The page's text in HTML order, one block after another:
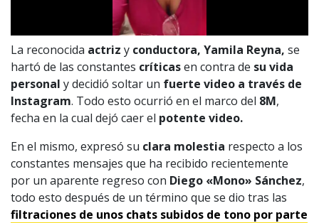
La reconocida actriz y conductora, Yamila Reyna, se
hartó de las constantes críticasen contra de su vida
personal y decidió soltar un fuerte video a través de
Instagram. Todo esto ocurrió en el marco del 8M,
fecha en la cual dejó caer el potente video.
En el mismo, expresó su clara molestia respecto a los
constantes mensajes que ha recibido recientemente
por un aparente regreso con Diego «Mono» Sánchez,
todo esto después de un término que se dio tras las
filtraciones de unos chats subidos de tono por parte